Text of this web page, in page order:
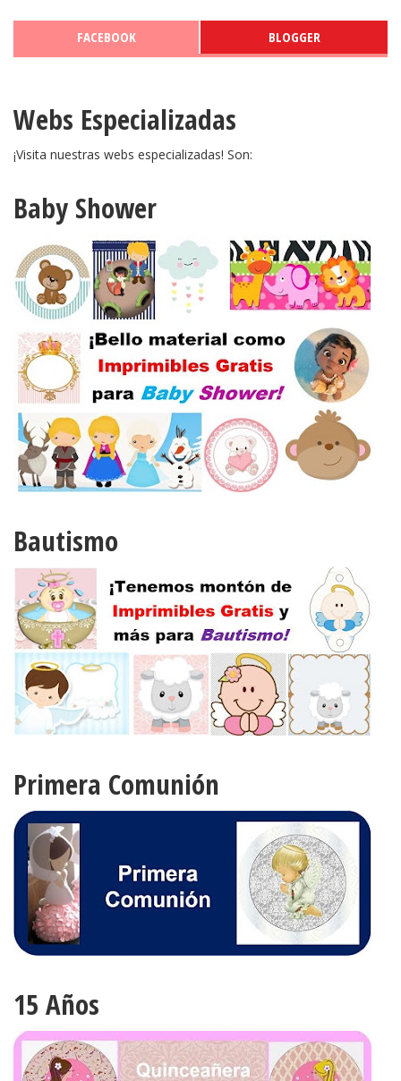
FACEBOOK BLOGGER
Webs Especializadas
¡Visita nuestras webs especializadas! Son:
Baby Shower
Bautismo
Primera Comunión
15 Años